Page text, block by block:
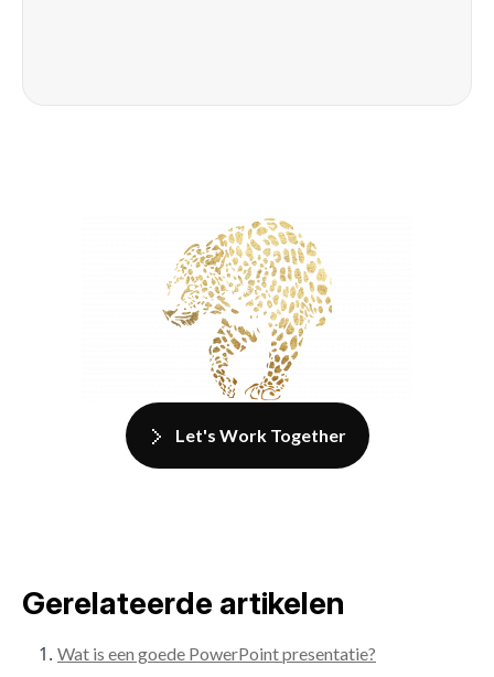
Let's Work Together
Gerelateerde artikelen
Wat is een goede PowerPoint presentatie?